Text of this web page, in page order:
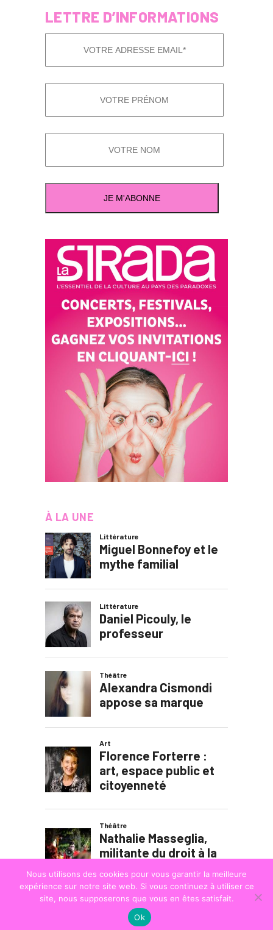
LETTRE D’INFORMATIONS
À LA UNE
© COPYRIGHTLA STRADA
Nous utilisons des cookies pour vous garantir la meilleure
expérience sur notre site web. Si vous continuez à utiliser ce
site, nous supposerons que vous en êtes satisfait.
Ok